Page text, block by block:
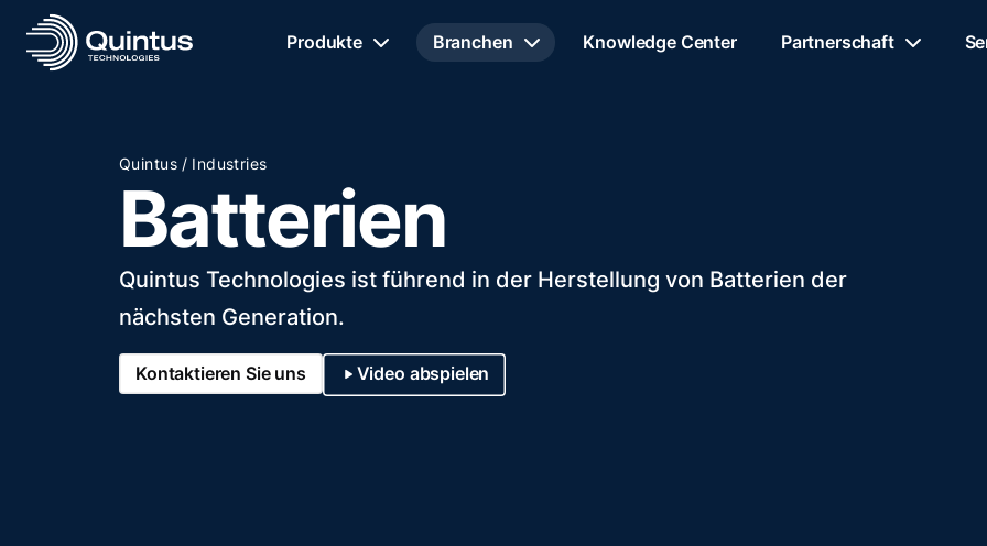
Produkte Branchen Knowledge Center Partnerschaft
Quintus / Industries
Batterien
Quintus Technologies ist führend in der Herstellung von Batterien der
nächsten Generation.
Kontaktieren Sie uns Video abspielen